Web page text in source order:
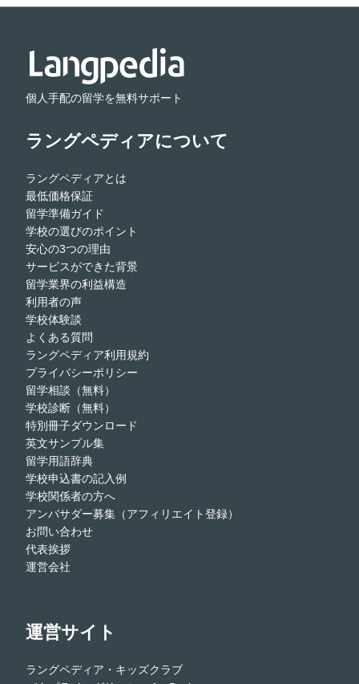
個人手配の留学を無料サポート
ラングペディアについて
ラングペディアとは
最低価格保証
留学準備ガイド
学校の選びのポイント
安心の3つの理由
サービスができた背景
留学業界の利益構造
利用者の声
学校体験談
よくある質問
ラングペディア利用規約
プライバシーポリシー
留学相談（無料）
学校診断（無料）
特別冊子ダウンロード
英文サンプル集
留学用語辞典
学校申込書の記入例
学校関係者の方へ
アンバサダー募集（アフィリエイト登録）
お問い合わせ
代表挨拶
運営会社
運営サイト
ラングペディア・キッズクラブ